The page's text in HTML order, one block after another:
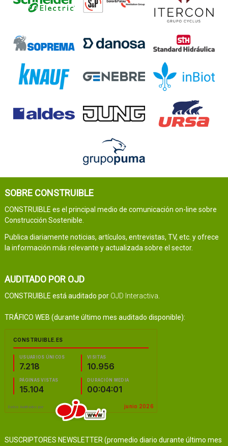
SOBRE CONSTRUIBLE
CONSTRUIBLE es el principal medio de comunicación on-line sobre
Construcción Sostenible.
Publica diariamente noticias, artículos, entrevistas, TV, etc. y ofrece
la información más relevante y actualizada sobre el sector.
AUDITADO POR OJD
CONSTRUIBLE está auditado por OJD Interactiva
TRÁFICO WEB (durante último mes auditado disponible):
SUSCRIPTORES NEWSLETTER (promedio diario durante último mes